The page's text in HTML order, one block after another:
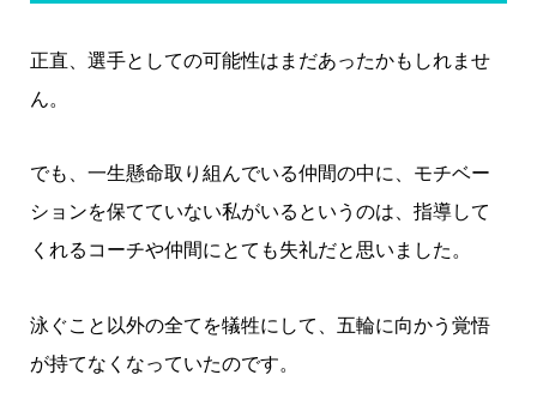
正直、選手としての可能性はまだあったかもしれませ
ん。
でも、一生懸命取り組んでいる仲間の中に、モチベー
ションを保てていない私がいるというのは、指導して
くれるコーチや仲間にとても失礼だと思いました。
泳ぐこと以外の全てを犠牲にして、五輪に向かう覚悟
が持てなくなっていたのです。